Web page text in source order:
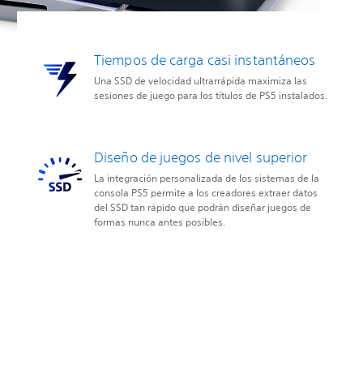
Tiempos de carga casi instantáneos
Una SSD de velocidad ultrarrápida maximiza las
sesiones de juego para los títulos de PS5 instalados.
Diseño de juegos de nivel superior
La integración personalizada de los sistemas de la
consola PS5 permite a los creadores extraer datos
del SSD tan rápido que podrán diseñar juegos de
formas nunca antes posibles.